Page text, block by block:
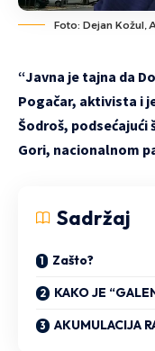
Foto: Dejan Kožul,
“Javna je tajna da
Pogačar, aktivista i
Šodroš, podsećajući
Gori, nacionalnom
Sadržaj
Zašto?
KAKO JE
AKUMULACIJA